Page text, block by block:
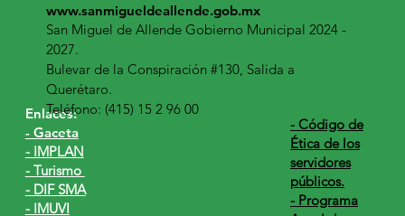
Enlaces:
- Gaceta
- IMPLAN
- Turismo
- DIF SMA
- IMUVI
www.sanmigueldeallende.gob.mx
San Miguel de Allende Gobierno Municipal 2024 -
2027.
Bulevar de la Conspiración #130, Salida a
Querétaro.
Teléfono: (415) 15 2 96 00
​- Código de
Ética de los
servidores
públicos.
- Programa